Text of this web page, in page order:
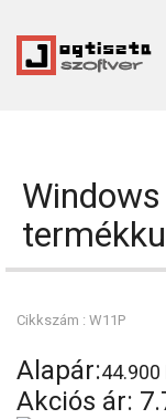
Cikkszám : W11P
Alapár:44.900
Akciós ár: